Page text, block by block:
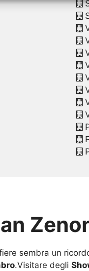
sembra un
.Visitare degli